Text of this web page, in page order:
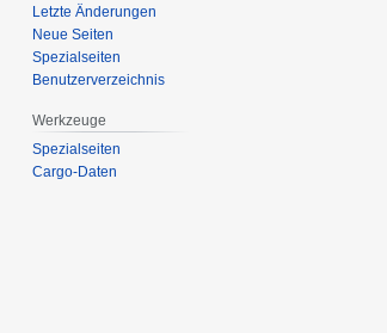
Letzte Änderungen
Neue Seiten
Spezialseiten
Benutzerverzeichnis
Werkzeuge
Spezialseiten
Cargo-Daten